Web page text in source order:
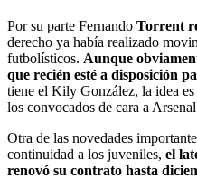
Por su parte Fernando Torrent
derecho ya había realizado
futbolísticos. Aunque
que recién esté a disposición
tiene el Kily González, la idea
los convocados de cara a
Otra de las novedades
continuidad a los juveniles, el
renovó su contrato hasta